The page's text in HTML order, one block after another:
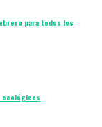
para todos los
ecológicos